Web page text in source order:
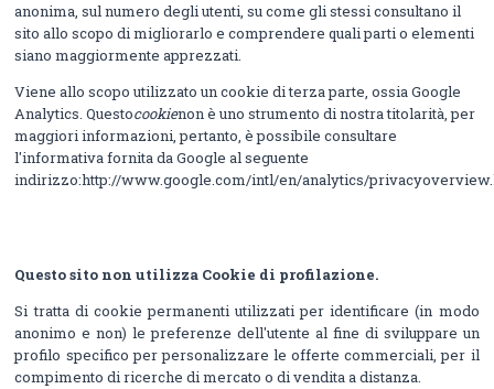
anonima, sul numero degli utenti, su come gli stessi consultano il
sito allo scopo di migliorarlo e comprendere quali parti o elementi
siano maggiormente apprezzati.
Viene allo scopo utilizzato un cookie di terza parte, ossia Google
Analytics. Questocookienon è uno strumento di nostra titolarità, per
maggiori informazioni, pertanto, è possibile consultare
l'informativa fornita da Google al seguente
indirizzo:http://www.google.com/intl/en/analytics/
Questo sito non utilizza Cookie di profilazione.
Si tratta di cookie permanenti utilizzati per identificare (in modo
anonimo e non) le preferenze dell'utente al fine di sviluppare un
profilo specifico per personalizzare le offerte commerciali, per il
compimento di ricerche di mercato o di vendita a distanza.